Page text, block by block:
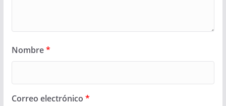
Nombre*
Correo electrónico *